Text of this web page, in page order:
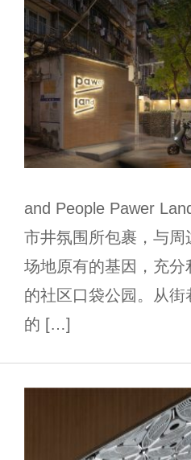
and People Pawer
市井氛围所包裹，与
场地原有的基因，充分
的社区口袋公园。从
的 […]